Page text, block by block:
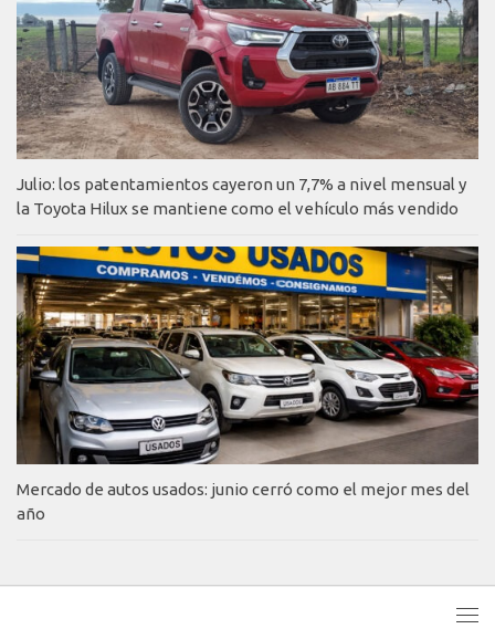
Julio: los patentamientos cayeron un 7,7% a nivel mensual y
la Toyota Hilux se mantiene como el vehículo más vendido
Mercado de autos usados: junio cerró como el mejor mes del
año